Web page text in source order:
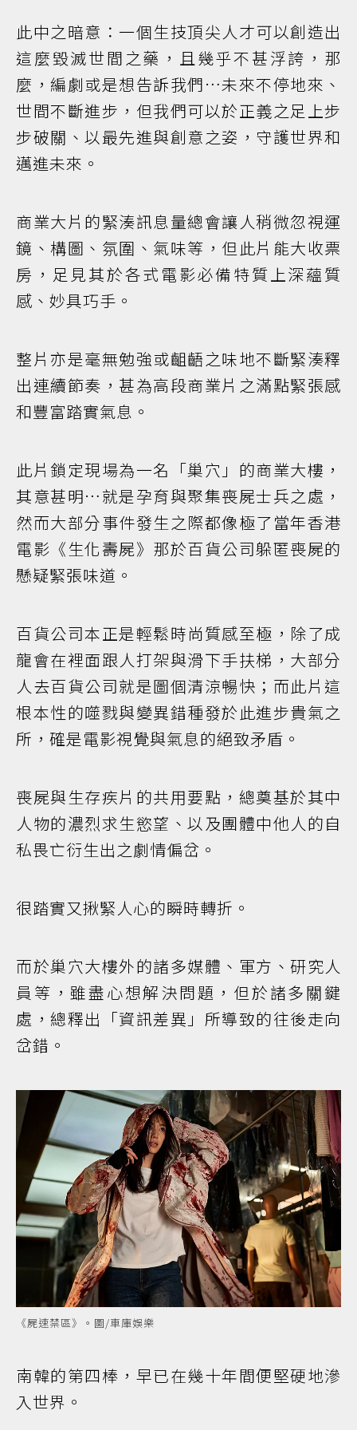
此中之暗意：一個生技頂尖人才可以創造出
這麼毀滅世間之藥，且幾乎不甚浮誇，那
麼，編劇或是想告訴我們…未來不停地來、
世間不斷進步，但我們可以於正義之足上步
步破關、以最先進與創意之姿，守護世界和
邁進未來。
商業大片的緊湊訊息量總會讓人稍微忽視運
鏡、構圖、氛圍、氣味等，但此片能大收票
房，足見其於各式電影必備特質上深蘊質
感、妙具巧手。
整片亦是毫無勉強或齟齬之味地不斷緊湊釋
出連續節奏，甚為高段商業片之滿點緊張感
和豐富踏實氣息。
此片鎖定現場為一名「巢穴」的商業大樓，
其意甚明…就是孕育與聚集喪屍士兵之處，
然而大部分事件發生之際都像極了當年香港
電影《生化壽屍》那於百貨公司躲匿喪屍的
懸疑緊張味道。
百貨公司本正是輕鬆時尚質感至極，除了成
龍會在裡面跟人打架與滑下手扶梯，大部分
人去百貨公司就是圖個清涼暢快；而此片這
根本性的噬戮與變異錯種發於此進步貴氣之
所，確是電影視覺與氣息的絕致矛盾。
喪屍與生存疾片的共用要點，總奠基於其中
人物的濃烈求生慾望、以及團體中他人的自
私畏亡衍生出之劇情偏岔。
很踏實又揪緊人心的瞬時轉折。
而於巢穴大樓外的諸多媒體、軍方、研究人
員等，雖盡心想解決問題，但於諸多關鍵
處，總釋出「資訊差異」所導致的往後走向
岔錯。
《屍速禁區》。圖/車庫娛樂
南韓的第四棒，早已在幾十年間便堅硬地滲
入世界。